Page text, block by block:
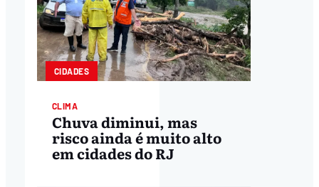
CIDADES
CLIMA
Chuva diminui, mas
risco ainda é muito alto
em cidades do RJ